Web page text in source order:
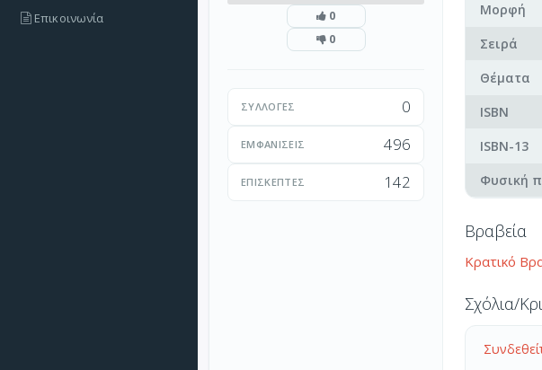
Επικοινωνία
0
0
ΣΥΛΛΟΓΈΣ 0
ΕΜΦΑΝΊΣΕΙΣ 496
ΕΠΙΣΚΈΠΤΕΣ 142
Μορφή
Σειρά
Θέματα
ISBN
ISBN-13
Φυσική
Βραβεία
Κρατικό
Σχόλια/